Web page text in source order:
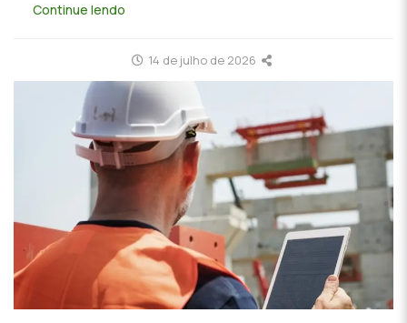
Continue lendo
14 de julho de 2026